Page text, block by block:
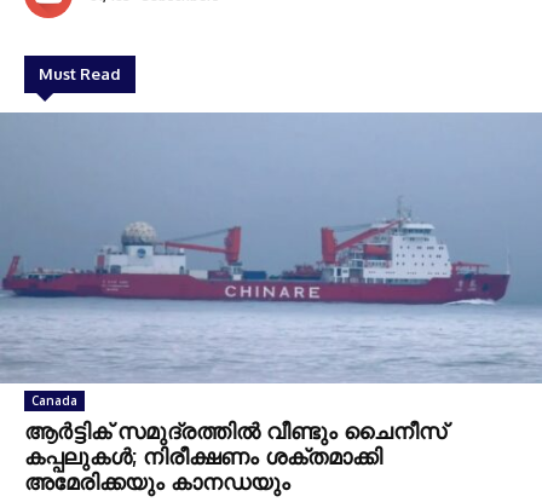
Must Read
Canada
ആർട്ടിക് സമുദ്രത്തിൽ വീണ്ടും ചൈനീസ്
കപ്പലുകൾ; നിരീക്ഷണം ശക്തമാക്കി
അമേരിക്കയും കാനഡയും